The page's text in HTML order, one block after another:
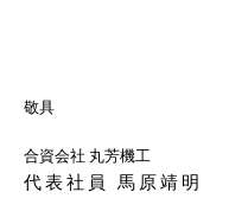
敬具
合資会社 丸芳機工
代表社員 馬 原靖 明